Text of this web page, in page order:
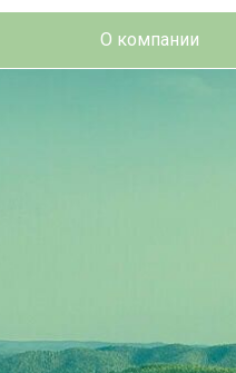
О компании